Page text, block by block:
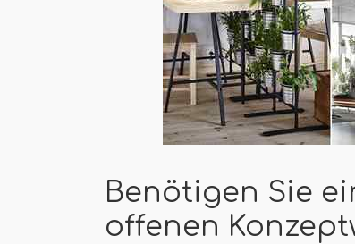
Benötigen Sie
offenen